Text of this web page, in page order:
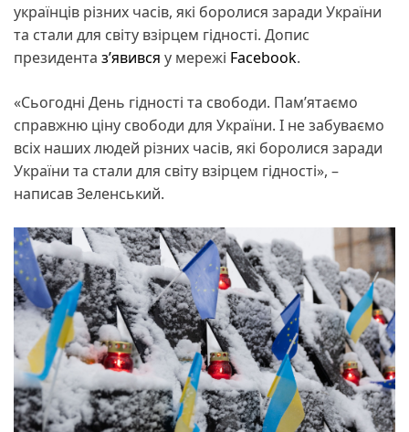
українців різних часів, які боролися заради України
та стали для світу взірцем гідності. Допис
президента з’явився у мережі Facebook.
«Сьогодні День гідності та свободи. Памʼятаємо
справжню ціну свободи для України. І не забуваємо
всіх наших людей різних часів, які боролися заради
України та стали для світу взірцем гідності», –
написав Зеленський.